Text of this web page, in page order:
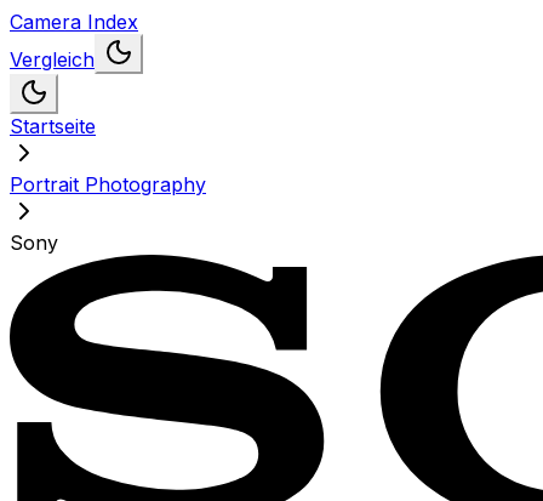
Camera Index
Vergleich
Startseite
Portrait Photography
Sony